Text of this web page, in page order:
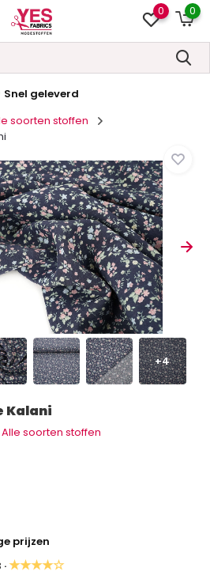
0 0
soorten stoffen
+4
Kalani
soorten stoffen
prijzen
·★★★★☆